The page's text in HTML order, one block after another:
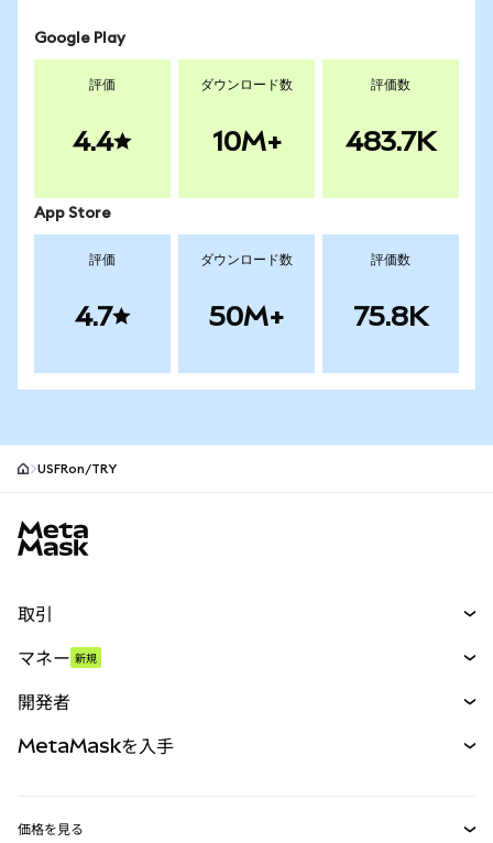
Google Play
評価
4.4
ダウンロード数
10M+
評価数
483.7K
App Store
評価
4.7
ダウンロード数
50M+
評価数
75.8K
USFRon/TRY
取引
パーペチュアル
RWA
マネー 新規
開発者
MetaMaskを入手
価格を見る